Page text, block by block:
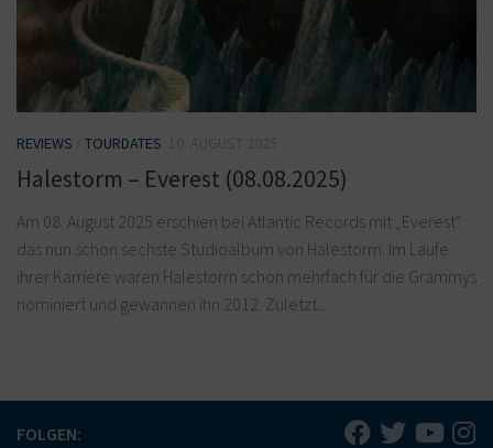
REVIEWS TOURDATES
Halestorm – Everest (08.08.2025)
Am 08. August 2025 erschien bei Atlantic Records mit „Everest“
das nun schon sechste Studioalbum von Halestorm. Im Laufe
ihrer Karriere waren Halestorm schon mehrfach für die Grammys
nominiert und gewannen ihn 2012. Zuletzt...
FOLGEN: